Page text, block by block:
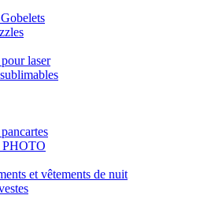
laser
et vêtements de nuit